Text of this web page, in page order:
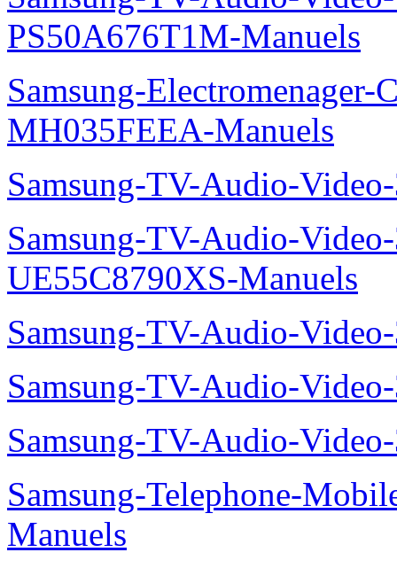
PS50A676T1M-Manuels
Samsung-Electromenager-
MH035FEEA-Manuels
Samsung-TV-Audio-
Samsung-TV-Audio-
UE55C8790XS-Manuels
Samsung-TV-Audio-
Samsung-TV-Audio-
Samsung-TV-Audio-
Samsung-Telephone-
Manuels